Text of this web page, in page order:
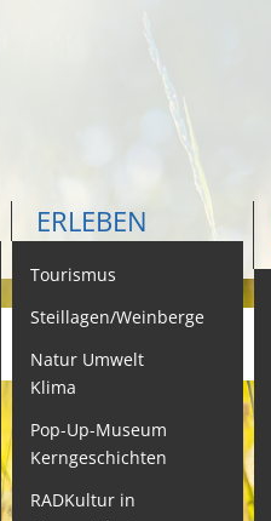
Kontakt
Behördenwegweiser
Lebenslagen
Leistungen -
Service BW
ERLEBEN
Tourismus
Steillagen/Weinberge
Natur Umwelt
Klima
Pop-Up-Museum
Kerngeschichten
RADKultur in